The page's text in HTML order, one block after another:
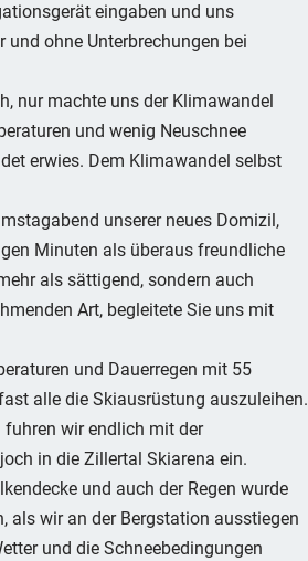
eingaben und uns
ohne Unterbrechungen bei
nur machte uns der Klimawandel
und wenig Neuschnee
erwies. Dem Klimawandel selbst
unserer neues Domizil,
Minuten als überaus freundliche
als sättigend, sondern auch
Art, begleitete Sie uns mit
und Dauerregen mit 55
alle die Skiausrüstung auszuleihen.
wir endlich mit der
in die Zillertal Skiarena ein.
und auch der Regen wurde
als wir an der Bergstation ausstiegen
und die Schneebedingungen